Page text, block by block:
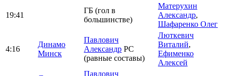
19:41
ГБ (гол в
большинстве)
Матерухин
Александр,
Шафаренко Олег
4:16
Динамо
Минск
Павлович
Александр РС
(равные составы)
Люткевич
Виталий,
Ефименко
Алексей
Павлович